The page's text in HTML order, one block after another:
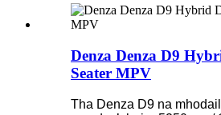
Denza Denza D9
Seater MPV
Tha Denza D9 na